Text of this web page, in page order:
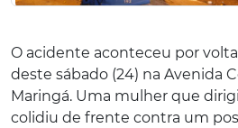
O acidente aconteceu por
deste sábado (24) na Avenida
Maringá. Uma mulher que
colidiu de frente contra um